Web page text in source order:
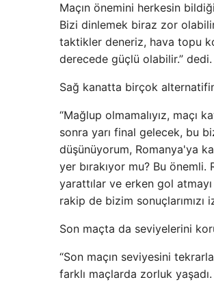
Maçın önemini herkesin
Bizi dinlemek biraz zor
taktikler deneriz, hava topu
derecede güçlü olabilir.” dedi.
Sağ kanatta birçok
“Mağlup olmamalıyız, maçı
sonra yarı final gelecek, bu
düşünüyorum, Romanya'ya
yer bırakıyor mu? Bu
yarattılar ve erken gol atmayı
rakip de bizim sonuçlarımızı
Son maçta da seviyelerini
“Son maçın seviyesini
farklı maçlarda zorluk